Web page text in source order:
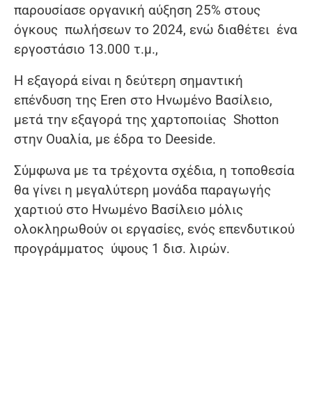
παρουσίασε οργανική αύξηση 25% στους
όγκους πωλήσεων το 2024, ενώ διαθέτει ένα
εργοστάσιο 13.000 τ.μ.,
Η εξαγορά είναι η δεύτερη σημαντική
επένδυση της Eren στο Ηνωμένο Βασίλειο,
μετά την εξαγορά της χαρτοποιίας Shotton
στην Ουαλία, με έδρα το Deeside.
Σύμφωνα με τα τρέχοντα σχέδια, η τοποθεσία
θα γίνει η μεγαλύτερη μονάδα παραγωγής
χαρτιού στο Ηνωμένο Βασίλειο μόλις
ολοκληρωθούν οι εργασίες, ενός επενδυτικού
προγράμματος ύψους 1 δισ. λιρών.